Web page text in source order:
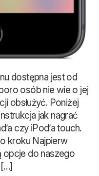
dostępna jest od
osób nie wie o jej
obsłużyć. Poniżej
jak nagrać
czy iPod’a touch.
kroku Najpierw
opcje do naszego